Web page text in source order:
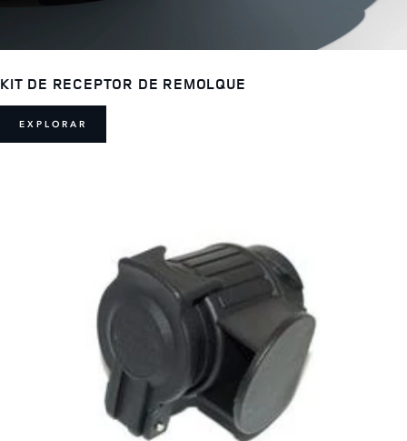
KIT DE RECEPTOR DE REMOLQUE
EXPLORAR